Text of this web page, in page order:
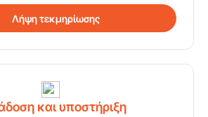
Λήψη τεκμηρίωσης
και υποστήριξη